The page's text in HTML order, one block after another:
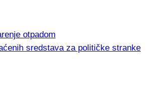
otpadom
sredstava za političke stranke